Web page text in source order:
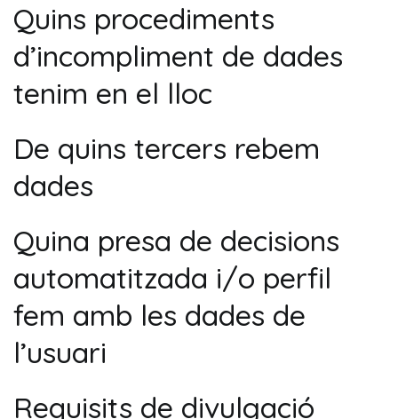
Quins procediments
d’incompliment de dades
tenim en el lloc
De quins tercers rebem
dades
Quina presa de decisions
automatitzada i/o perfil
fem amb les dades de
l’usuari
Requisits de divulgació